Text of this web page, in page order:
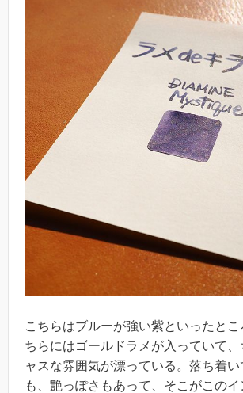
こちらはブルーが強い紫といったとこ
ちらにはゴールドラメが入っていて
ャスな雰囲気が漂っている。落ち着
も、艶っぽさもあって、そこがこの